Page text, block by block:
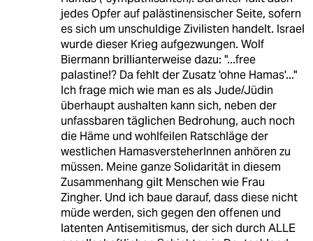
jedes Opfer auf palästinensischer Seite, sofern
es sich um unschuldige Zivilisten handelt. Israel
wurde dieser Krieg aufgezwungen. Wolf
Biermann brillianterweise dazu: "...free
palastine!? Da fehlt der Zusatz 'ohne Hamas'..."
Ich frage mich wie man es als Jude/Jüdin
überhaupt aushalten kann sich, neben der
unfassbaren täglichen Bedrohung, auch noch
die Häme und wohlfeilen Ratschläge der
westlichen HamasversteherInnen anhören zu
müssen. Meine ganze Solidarität in diesem
Zusammenhang gilt Menschen wie Frau
Zingher. Und ich baue darauf, dass diese nicht
müde werden, sich gegen den offenen und
latenten Antisemitismus, der sich durch ALLE